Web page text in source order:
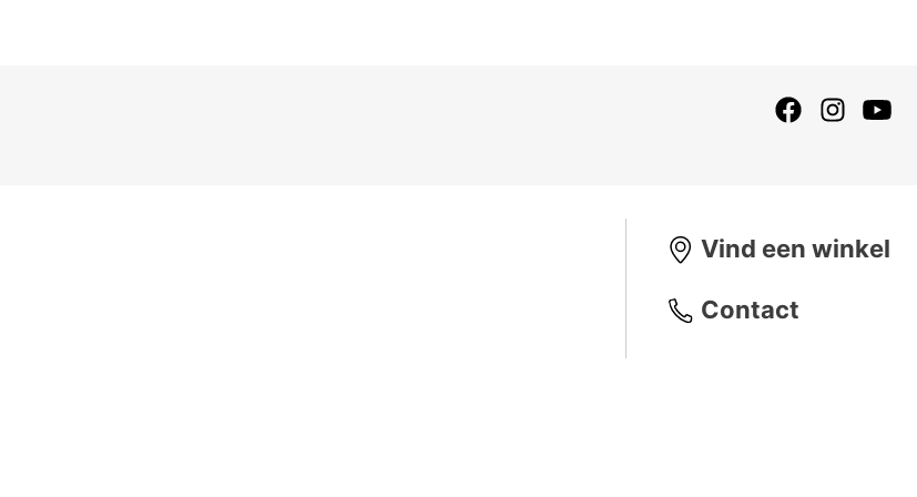
Vind een winkel
Contact